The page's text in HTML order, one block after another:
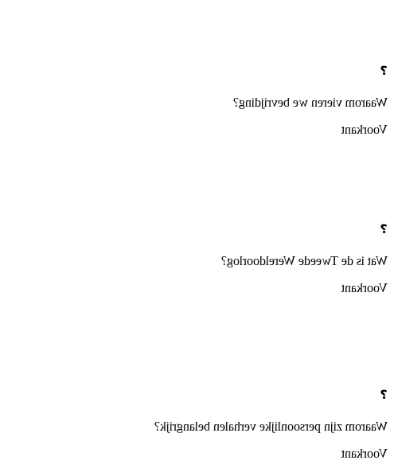
❓
Waarom vieren we bevrijding?
Voorkant
❓
Wat is de Tweede Wereldoorlog?
Voorkant
❓
Waarom zijn persoonlijke verhalen belangrijk?
Voorkant